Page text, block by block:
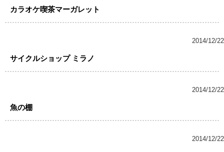
カラオケ喫茶マーガレット
2014/12/22
サイクルショップ ミラノ
2014/12/22
魚の棚
2014/12/22